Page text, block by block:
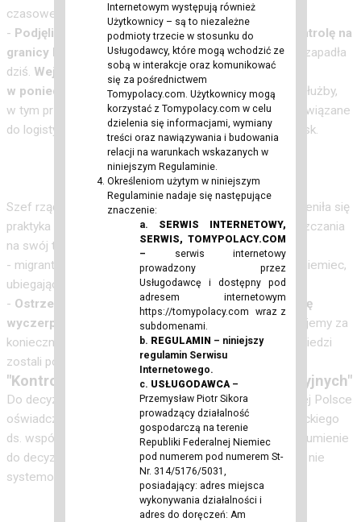
Internetowym występują również
Użytkownicy – są to niezależne
podmioty trzecie w stosunku do
Usługodawcy, które mogą wchodzić ze
sobą w interakcje oraz komunikować
się za pośrednictwem
Tomypolacy.com. Użytkownicy mogą
korzystać z Tomypolacy.com w celu
dzielenia się informacjami, wymiany
treści oraz nawiązywania i budowania
relacji na warunkach wskazanych w
niniejszym Regulaminie.
Określeniom użytym w niniejszym
Regulaminie nadaje się następujące
znaczenie:
a. SERWIS INTERNETOWY,
SERWIS, TOMYPOLACY.COM
–
serwis internetowy
prowadzony przez
Usługodawcę i dostępny pod
adresem internetowym
https://tomypolacy.com wraz z
subdomenami.
b. REGULAMIN – niniejszy
regulamin Serwisu
Internetowego.
c. USŁUGODAWCA –
Przemysław Piotr Sikora
prowadzący działalność
gospodarczą na terenie
Republiki Federalnej Niemiec
pod numerem pod numerem St-
Nr. 314/5176/5031,
posiadający: adres miejsca
wykonywania działalności i
adres do doręczeń: Am
czasowej kontroli na granicy z Niemcami i Litwą.
- Podjęliśmy decyzję, że przywracamy czasową kontrolę na
granicy Polski z Niemcami i Polski z Litwą. Decyzja zapadła
dziś. Wejdzie w życie ze względów organizacyjnych
w poniedziałek, 7 lipca. Do tego czasu odpowiednie służby,
w tym przede wszystkim Straż Graniczna, zostały zobowiązane
do logistycznego przygotowania tej operacji - mówił Tusk.
Szef rządu tłumaczył, że od mniej więcej miesiąca "zmieniła się
praktyka na granicy". - Strona niemiecka odmawia wpuszczania
na swój teren - tak jak to było od mniej więcej 10 lat
- migrantów, którzy z różnych kierunków zmierzają do Niemiec,
ubiegając się na o azyl czy.
- Ostrzegałem, że to cierpliwe stanowisko Polski się
wyczerpuje
- zaznaczył. - Wprowadzenie kontroli uznajemy za
konieczne - zaznaczył Tusk, wskazując ponadto, że sąsiedzi
zostali poinformowani o decyzji Warszawy.
"Kontrole nie rozwiązują problemów migracyjnych"
Do decyzji premiera odniósł się w przesłanym Wirtualnej Polsce
oświadczeniu Knut Abraham, koordynator rządu niemieckiego
ds. współpracy niemiecko-polskiej, który podkreśla zrozumienie
do decyzji polskiego rządu, jednocześnie wskazując, że nie
systemowe rozwiązanie problemu.